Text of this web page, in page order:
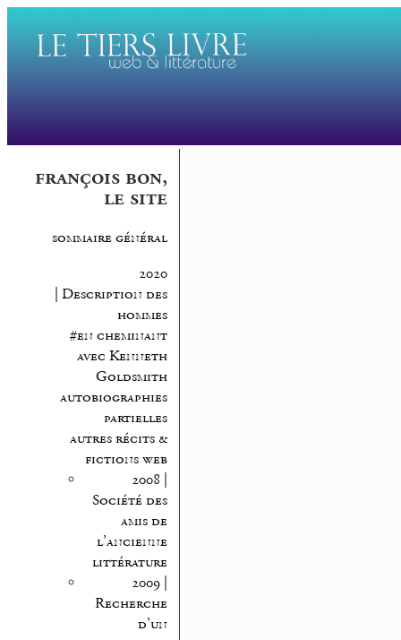
françois bon,
le site
sommaire général
2020
| Description des
hommes
#en cheminant
avec Kenneth
Goldsmith
autobiographies
partielles
autres récits &
fictions web
2008 |
Société des
amis de
l’ancienne
littérature
2009 |
Recherche
d’un